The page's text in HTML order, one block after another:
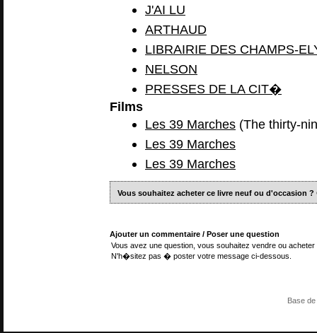
J'AI LU
ARTHAUD
LIBRAIRIE DES CHAMPS-
NELSON
PRESSES DE LA CIT�
Films
Les 39 Marches (The thirty-
Les 39 Marches
Les 39 Marches
Vous souhaitez acheter ce livre neuf ou d'occasion ?
Ajouter un commentaire / Poser une question
Vous avez une question, vous souhaitez vendre ou
N'h�sitez pas � poster votre message ci-dessous.
Base